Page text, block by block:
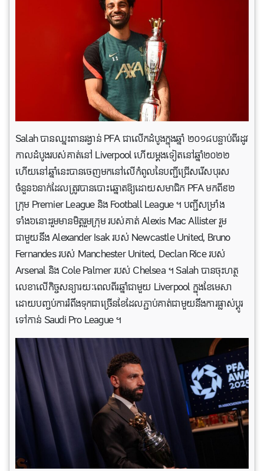
Salah បានឈ្នះពានរង្វាន់ PFA ជាលើកដំបូងក្នុងឆ្នាំ ២០១៨បន្ទាប់ពីរដូវ
កាលដំបូងរបស់គាត់នៅ Liverpool ហើយម្តងទៀតនៅឆ្នាំ២០២២
ហើយនៅឆ្នាំនេះបានចេញមកនៅលើកំពូលនៃបញ្ជីជ្រើសរើសបុរស
ចំនួន៦នាក់ដែលត្រូវបានបោះឆ្នោតឱ្យដោយសមាជិក PFA មកពី៩២
ក្រុម Premier League និង Football League ។ បញ្ជីសម្រាំង
ទាំង៦នោះរួមមានមិត្តរួមក្រុម របស់គាត់ Alexis Mac Allister រួម
ជាមួយនឹង Alexander Isak របស់ Newcastle United, Bruno
Fernandes របស់ Manchester United, Declan Rice របស់
Arsenal និង Cole Palmer របស់ Chelsea ។ Salah បានចុះហត្ថ
លេខាលើកិច្ចសន្យារយៈពេលពីរឆ្នាំជាមួយ Liverpool ក្នុងខែមេសា
ដោយបញ្ចប់ការរំពឹងទុកជាច្រើនខែដែលភ្ជាប់គាត់ជាមួយនឹងការផ្លាស់ប្តូរ
ទៅកាន់ Saudi Pro League ។